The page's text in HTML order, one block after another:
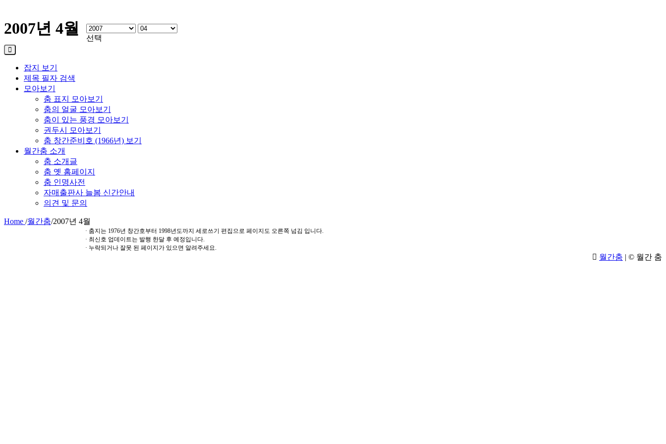
2007년 4월
선택
잡지 보기
제목 필자 검색
모아보기
춤 표지 모아보기
춤의 얼굴 모아보기
춤이 있는 풍경 모아보기
권두시 모아보기
춤 창간준비호 (1966년) 보기
월간춤 소개
춤 소개글
춤 옛 홈페이지
춤 인명사전
자매출판사 늘봄 신간안내
의견 및 문의
Home /월간춤/2007년 4월
· 춤지는 1976년 창간호부터 1998년도까지 세로쓰기 편집으로 페이지도 오른쪽 넘김 입니다.
· 최신호 업데이트는 발행 한달 후 예정입니다.
· 누락되거나 잘못 된 페이지가 있으면 알려주세요.
월간춤 | © 월간 춤